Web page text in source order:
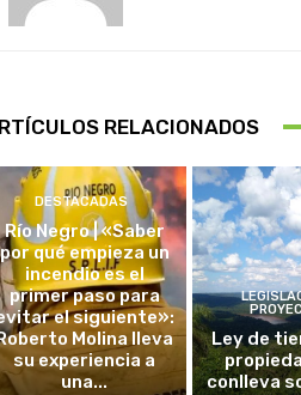
RELACIONADOS
DESTACADAS
Río Negro | «Saber
por qué empieza un
incendio es el
primer paso para
el siguiente»:
Molina lleva
su experiencia a
una...
Ley de
conlleva